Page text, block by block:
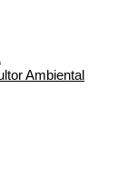
Ambiental